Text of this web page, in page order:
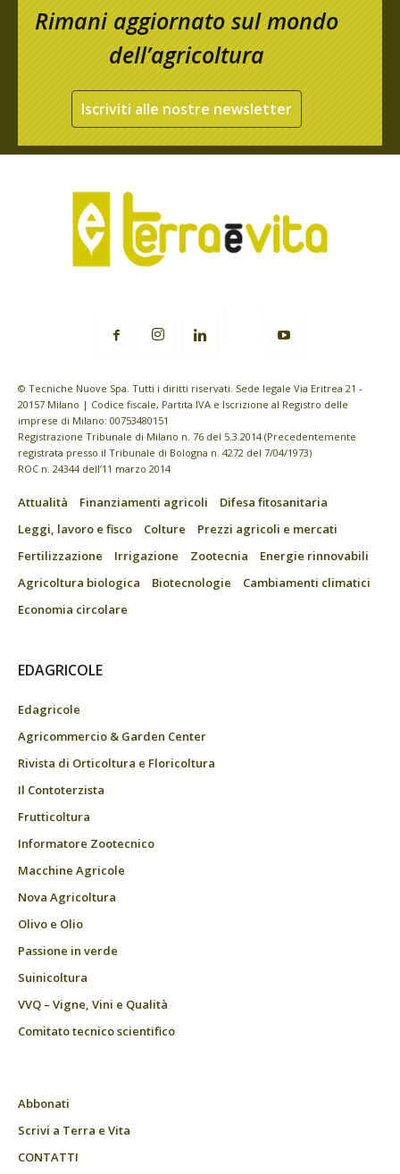
Rimani aggiornato sul mondo
dell’agricoltura
Iscriviti alle nostre newsletter
© Tecniche Nuove Spa. Tutti i diritti riservati. Sede legale Via Eritrea 21 -
20157 Milano | Codice fiscale, Partita IVA e Iscrizione al Registro delle
imprese di Milano: 00753480151
Registrazione Tribunale di Milano n. 76 del 5.3.2014 (Precedentemente
registrata presso il Tribunale di Bologna n. 4272 del 7/04/1973)
ROC n. 24344 dell’11 marzo 2014
Attualità Finanziamenti agricoli
Difesa fitosanitaria
Leggi, lavoro e fisco
Colture
Prezzi agricoli e mercati
Fertilizzazione
Irrigazione Zootecnia
Energie rinnovabili
Agricoltura biologica
Biotecnologie
Cambiamenti climatici
Economia circolare
EDAGRICOLE
Edagricole
Agricommercio & Garden Center
Rivista di Orticoltura e Floricoltura
Il Contoterzista
Frutticoltura
Informatore Zootecnico
Macchine Agricole
Nova Agricoltura
Olivo e Olio
Passione in verde
Suinicoltura
VVQ – Vigne, Vini e Qualità
Comitato tecnico scientifico
Abbonati
Scrivi a Terra e Vita
CONTATTI